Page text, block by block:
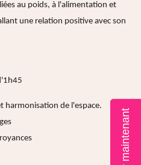
au poids, à l'alimentation et
une relation positive avec son
harmonisation de l'espace.